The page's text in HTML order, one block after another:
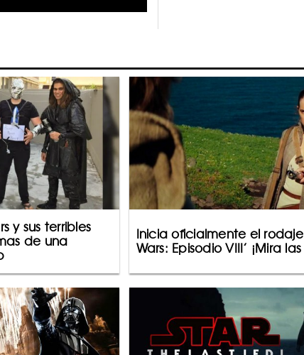
y sus terribles
de una
Inicia oficialmente el rodaje
Wars: Episodio VIII’ ¡Mira